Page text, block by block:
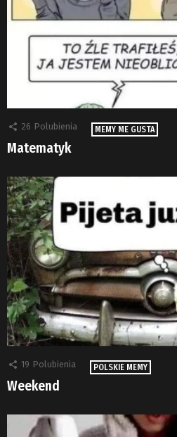
26 Polubienia MEMY ME GUSTA
Matematyk
19 Polubienia POLSKIE MEMY
Weekend